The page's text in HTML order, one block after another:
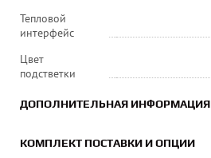
Тепловой
интерфейс
Цвет
подстветки
ДОПОЛНИТЕЛЬНАЯ ИНФОРМАЦИЯ
КОМПЛЕКТ ПОСТАВКИ И ОПЦИИ